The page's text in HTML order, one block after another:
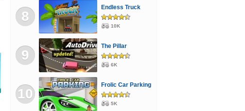
8
Endless Truck
10K
9
The Pillar
6K
10
Frolic Car Parking
5K